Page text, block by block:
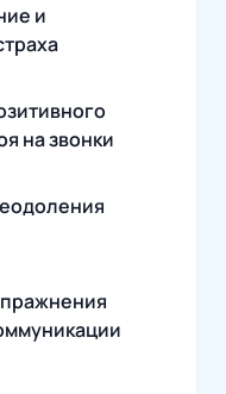
и
на звонки